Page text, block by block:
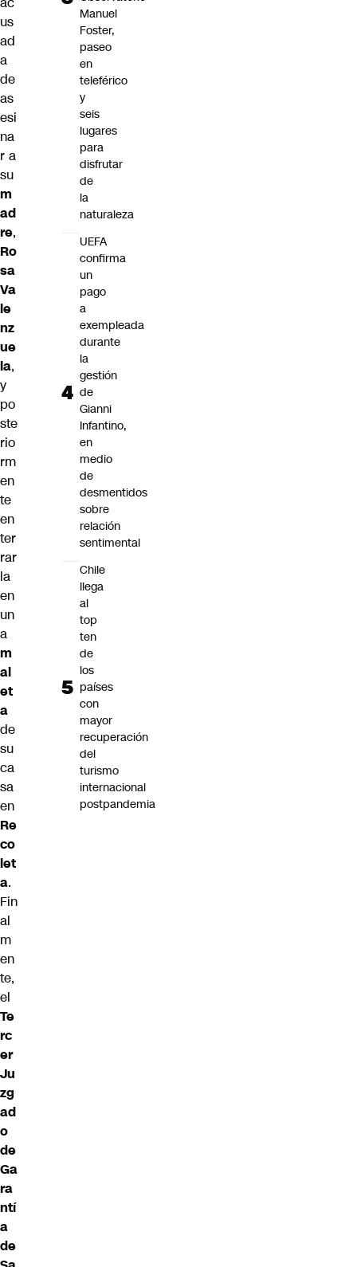
us
ad
a
de
as
esi
na
r a
su
m
ad
re,
Ro
sa
Va
le
nz
ue
la,
y
po
ste
rio
rm
en
te
en
ter
rar
la
en
un
a
m
al
et
a
de
su
ca
sa
en
Re
co
let
a.
Fin
al
m
en
te,
el
Te
rc
er
Ju
zg
ad
o
de
Ga
ra
ntí
a
de
Manuel
Foster,
paseo
en
teleférico
y
seis
lugares
para
disfrutar
de
la
naturaleza
UEFA
confirma
un
pago
a
exempleada
durante
la
gestión
de
Gianni
Infantino,
en
medio
de
desmentidos
sobre
relación
sentimental
Chile
llega
al
top
ten
de
los
países
con
mayor
recuperación
del
turismo
internacional
postpandemia